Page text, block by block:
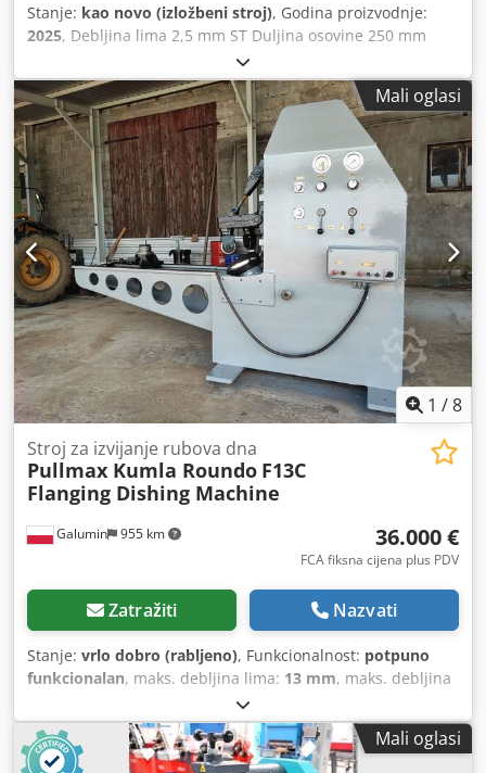
Stanje: kao novo (izložbeni stroj), Godina proizvodnje:
2025, Debljina lima 2,5 mm ST Duljina osovine 250 mm
Promjer valjka 96,0 mm Izboj 160 mm Brzina valjanja 6,0 +
13,0 okr/min Ukupna snaga 1,5 kW Težina 350 kg Dimenzije
D-Š-V 1400 x 550 x 1120 mm Dcedpfxoxachzo Ac Nok
Izložbeni stroj - kao NOV Još nije bio u upotrebi (!!) Posebna
cijena na upit Oprema: - 4x para valjaka za utore i perlanje
uključena u isporuku - robusna strojka za utore s
motoriziranim valjcima - Donja osovina s podesivim
graničnikom - za ekonomičnu izradu različitih vrsta utora -
visoka preciznost zahvaljujući precizno ležajenim
osovinama - pregledno postavljeni upravljački elementi -
ručna regulacija gornjeg valjka - 2x brzine savijanja -
snažan pogonski motor, čak i kod kontinuiranog rada - 1x
mobilna nožna pedala za lijevi i desni smjer - postolje
stroja
Mali oglasi
1 /8
Galumin 955 km
Stroj za izvijanje rubova dna
Pullmax Kumla Roundo F13C
Flanging Dishing Machine
36.000 €
FCA fiksna cijena plus PDV
Zatražiti Nazvati
Stanje: vrlo dobro (rabljeno), Funkcionalnost: potpuno
funkcionalan, maks. debljina lima: 13 mm, maks. debljina
, promjer montaže:
Prodajem stroj za obradu rubova čeličnih dna – Pullmax
F13C. Dodpszrt Aaefx Ac Nsck Stroj je u dobrom stanju i
Mali oglasi